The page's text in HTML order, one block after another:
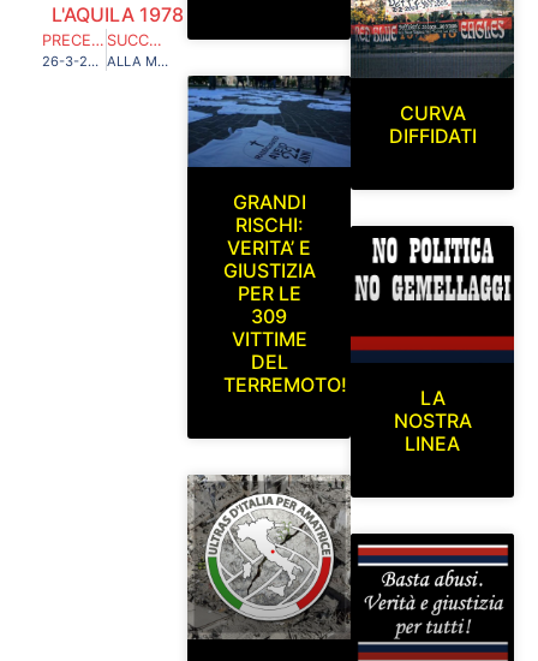
L'AQUILA 1978
PRECEDENTE
26-3-2023…DOMANI E’ PASSATO…27-8-2023 CONQUISTIAMO INSIEME UN ALTRO CAMPIONATO
SUCCESSIVO
ALLA MIA TERRA GIURO ETERNO AMOR ….XIV EDIZIONE 27 OTTOBRE 2023
GRANDI
RISCHI:
VERITA’ E
GIUSTIZIA
PER LE
309
VITTIME
DEL
TERREMOTO!
CURVA
DIFFIDATI
LA
NOSTRA
LINEA